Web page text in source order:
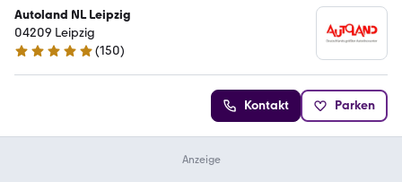
Autoland NL Leipzig
04209 Leipzig
4.8 Sterne
(150)
Kontakt Parken